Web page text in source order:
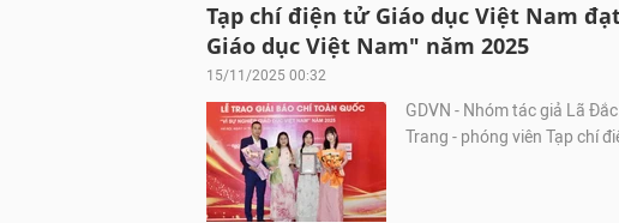
Tạp chí điện tử Giáo dục Việt Nam
Giáo dục Việt Nam" năm 2025
15/11/2025 00:32
GDVN - Nhóm tác giả Lã
Trang - phóng viên Tạp chí